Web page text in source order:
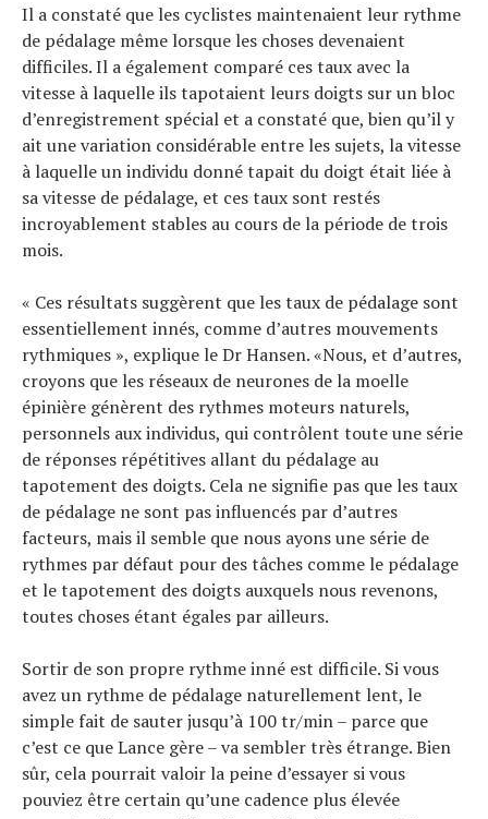
Il a constaté que les cyclistes maintenaient leur rythme
de pédalage même lorsque les choses devenaient
difficiles. Il a également comparé ces taux avec la
vitesse à laquelle ils tapotaient leurs doigts sur un bloc
d’enregistrement spécial et a constaté que, bien qu’il y
ait une variation considérable entre les sujets, la vitesse
à laquelle un individu donné tapait du doigt était liée à
sa vitesse de pédalage, et ces taux sont restés
incroyablement stables au cours de la période de trois
mois.
« Ces résultats suggèrent que les taux de pédalage sont
essentiellement innés, comme d’autres mouvements
rythmiques », explique le Dr Hansen. «Nous, et d’autres,
croyons que les réseaux de neurones de la moelle
épinière génèrent des rythmes moteurs naturels,
personnels aux individus, qui contrôlent toute une série
de réponses répétitives allant du pédalage au
tapotement des doigts. Cela ne signifie pas que les taux
de pédalage ne sont pas influencés par d’autres
facteurs, mais il semble que nous ayons une série de
rythmes par défaut pour des tâches comme le pédalage
et le tapotement des doigts auxquels nous revenons,
toutes choses étant égales par ailleurs.
Sortir de son propre rythme inné est difficile. Si vous
avez un rythme de pédalage naturellement lent, le
simple fait de sauter jusqu’à 100 tr/min – parce que
c’est ce que Lance gère – va sembler très étrange. Bien
sûr, cela pourrait valoir la peine d’essayer si vous
pouviez être certain qu’une cadence plus élevée